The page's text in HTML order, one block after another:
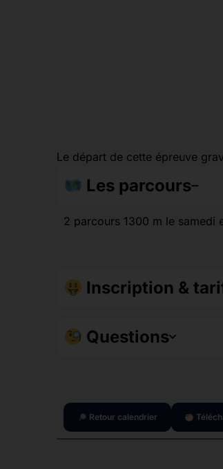
Le départ de cette épreuve
Les parcours
2 parcours 1300 m le samedi
Inscription &
Questions
Retour calendrier